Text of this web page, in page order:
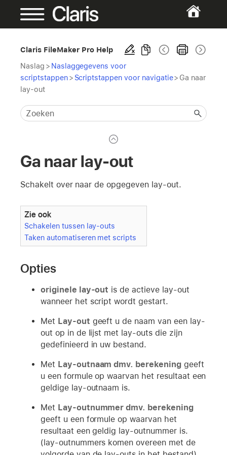
Claris FileMaker Pro Help
Naslag > Naslaggegevens voor
scriptstappen > Scriptstappen voor navigatie> Ga naar
lay-out
Ga naar lay-out
Schakelt over naar de opgegeven lay-out.
Zie ook
Schakelen tussen lay-outs
Taken automatiseren met scripts
Opties
originele lay-out is de actieve lay-out
wanneer het script wordt gestart.
Met Lay-out geeft u de naam van een lay-
out op in de lijst met lay-outs die zijn
gedefinieerd in uw bestand.
Met Lay-outnaam dmv. berekeninggeeft
u een formule op waarvan het resultaat een
geldige lay-outnaam is.
Met Lay-outnummer dmv. berekening
geeft u een formule op waarvan het
resultaat een geldig lay-outnummer is.
(lay-outnummers komen overeen met de